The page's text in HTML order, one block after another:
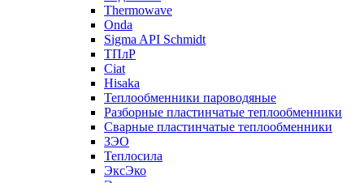
Thermowave
Onda
Sigma API Schmidt
ТПлР
Ciat
Hisaka
Теплообменники пароводяные
Разборные пластинчатые теплообменники
Сварные пластинчатые теплообменники
ЗЭО
Теплосила
ЭксЭко